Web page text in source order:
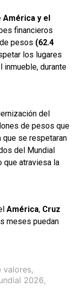
América y el
financieros
pesos (62.4
los lugares
durante
del
de pesos que
que se respetaran
del Mundial
que atraviesa la
América, Cruz
meses puedan
valores,
2026,